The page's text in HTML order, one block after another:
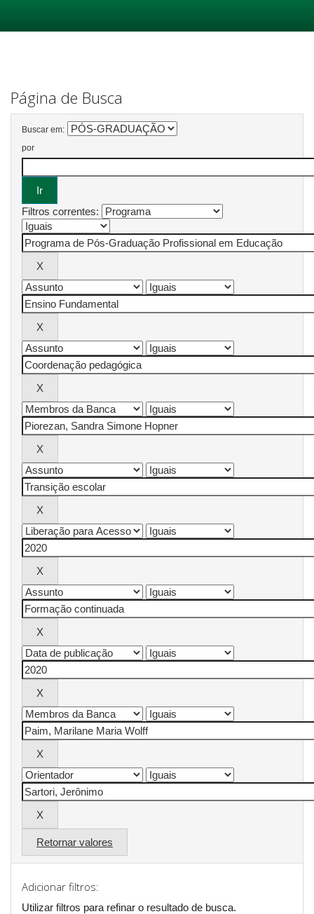
Página de Busca
Buscar em:
por
Filtros correntes:
Retornar valores
Adicionar filtros:
Utilizar filtros para refinar o resultado de busca.